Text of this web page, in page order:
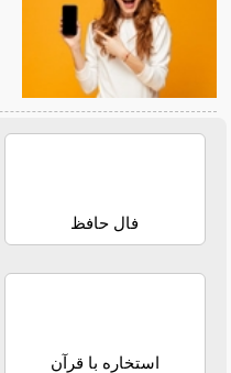
فال حافظ
استخاره با قرآن